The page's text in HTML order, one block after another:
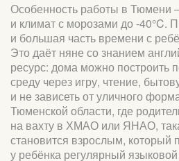
Особенность работы в Тюмени
и климат с морозами до -40°C.
и большая часть времени с
Это даёт няне со знанием
ресурс: дома можно построить
среду через игру, чтение,
и не зависеть от уличного
Тюменской области, где
на вахту в ХМАО или ЯНАО,
становится взрослым, который
у ребёнка регулярный